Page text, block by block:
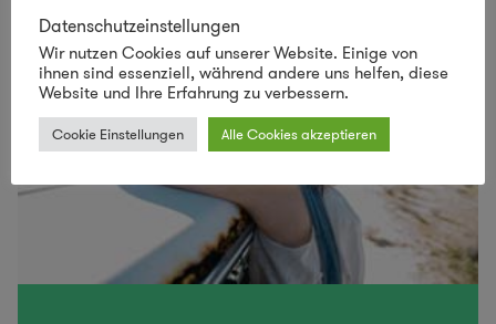
Datenschutzeinstellungen
Wir nutzen Cookies auf unserer Website. Einige von
ihnen sind essenziell, während andere uns helfen, diese
Website und Ihre Erfahrung zu verbessern.
Cookie Einstellungen Alle Cookies akzeptieren